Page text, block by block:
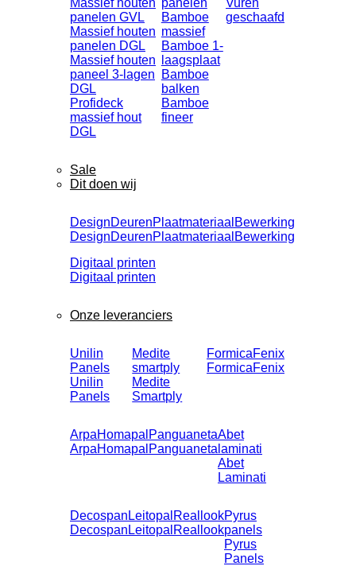
Massief houten
panelen GVL
Massief houten
panelen DGL
Massief houten
paneel 3-lagen
DGL
Profideck
massief hout
DGL
panelen
Bamboe
massief
Bamboe 1-
laagsplaat
Bamboe
balken
Bamboe
fineer
Vuren
geschaafd
Sale
Dit doen wij
Design
Design
Deuren
Deuren
Plaatmateriaal
Plaatmateriaal
Bewerking
Bewerking
Digitaal printen
Digitaal printen
Onze leveranciers
Unilin
Panels
Unilin
Panels
Medite
smartply
Medite
Smartply
Formica
Formica
Fenix
Fenix
Arpa
Arpa
Homapal
Homapal
Panguaneta
Panguaneta
Abet
laminati
Abet
Laminati
Decospan
Decospan
Leitopal
Leitopal
Reallook
Reallook
Pyrus
panels
Pyrus
Panels